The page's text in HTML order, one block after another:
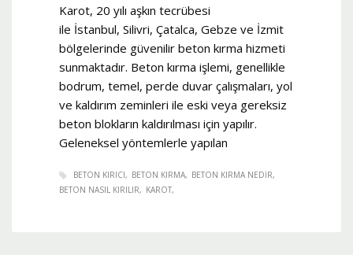
Karot, 20 yılı aşkın tecrübesi
ile İstanbul, Silivri, Çatalca, Gebze ve İzmit
bölgelerinde güvenilir beton kırma hizmeti
sunmaktadır. Beton kırma işlemi, genellikle
bodrum, temel, perde duvar çalışmaları, yol
ve kaldırım zeminleri ile eski veya gereksiz
beton blokların kaldırılması için yapılır.
Geleneksel yöntemlerle yapılan
BETON KIRICI BETON KIRMA
BETON KIRMA NEDIR
BETON NASIL KIRILIR
KAROT